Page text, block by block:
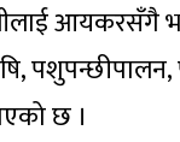
आयकरसँगै
छ ।